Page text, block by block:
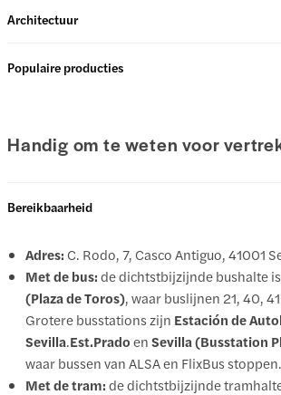
Architectuur
Populaire producties
Handig om te weten voor
Bereikbaarheid
Adres: C. Rodo, 7, Casco Antiguo, 41001
Met de bus:de dichtstbijzijnde bushalte is
(Plaza de Toros), waar buslijnen 21, 40,
Grotere busstations zijn Estación de
Sevilla.Est.PradoenSevilla (Busstation
waar bussen van ALSA en FlixBus stoppen.
Met de tram:de dichtstbijzijnde